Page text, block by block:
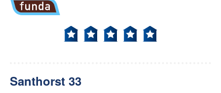
Santhorst 33